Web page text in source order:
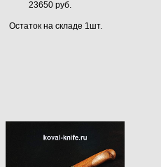
23650 руб.
Остаток на складе 1шт.